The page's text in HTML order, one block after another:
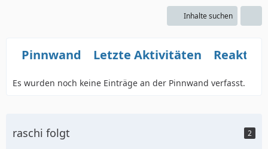
Inhalte suchen
Pinnwand Letzte Aktivitäten
Es wurden noch keine Einträge an der Pinnwand verfasst.
raschi folgt 2